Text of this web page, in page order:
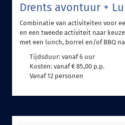
Drents avontuur +
Combinatie van activiteiten voor
en een tweede activiteit naar
met een lunch, borrel en/of BBQ
Tijdsduur: vanaf 6 uur
Kosten: vanaf € 85,00 p.p.
Vanaf 12 personen